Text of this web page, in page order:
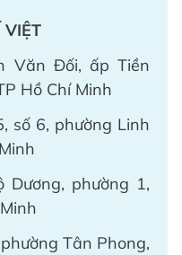
VIỆT
Văn Đối, ấp Tiền
Hồ Chí Minh
số 6, phường Linh
phường 1,
Tân Phong,